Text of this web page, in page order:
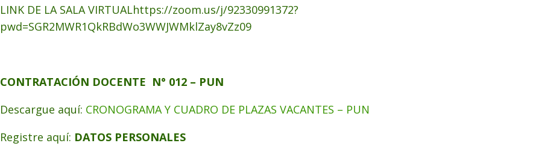
LINK DE LA SALA VIRTUALhttps://zoom.us/j/92330991372?
pwd=SGR2MWR1QkRBdWo3WWJWMklZay8vZz09
CONTRATACIÓN DOCENTE N° 012 – PUN
Descargue aquí: CRONOGRAMA Y CUADRO DE PLAZAS VACANTES – PUN
Registre aquí: DATOS PERSONALES